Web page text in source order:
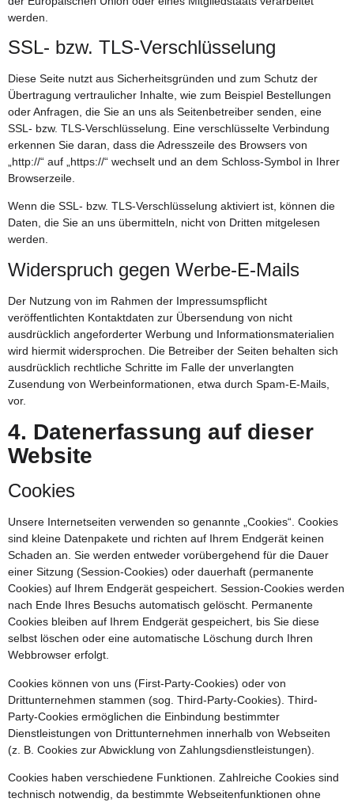
werden.
SSL- bzw. TLS-Verschlüsselung
Diese Seite nutzt aus Sicherheitsgründen und zum Schutz der
Übertragung vertraulicher Inhalte, wie zum Beispiel Bestellungen
oder Anfragen, die Sie an uns als Seitenbetreiber senden, eine
SSL- bzw. TLS-Verschlüsselung. Eine verschlüsselte Verbindung
erkennen Sie daran, dass die Adresszeile des Browsers von
„http://“ auf „https://“ wechselt und an dem Schloss-Symbol in Ihrer
Browserzeile.
Wenn die SSL- bzw. TLS-Verschlüsselung aktiviert ist, können die
Daten, die Sie an uns übermitteln, nicht von Dritten mitgelesen
werden.
Widerspruch gegen Werbe-E-Mails
Der Nutzung von im Rahmen der Impressumspflicht
veröffentlichten Kontaktdaten zur Übersendung von nicht
ausdrücklich angeforderter Werbung und Informationsmaterialien
wird hiermit widersprochen. Die Betreiber der Seiten behalten sich
ausdrücklich rechtliche Schritte im Falle der unverlangten
Zusendung von Werbeinformationen, etwa durch Spam-E-Mails,
vor.
4. Datenerfassung auf dieser
Website
Cookies
Unsere Internetseiten verwenden so genannte „Cookies“. Cookies
sind kleine Datenpakete und richten auf Ihrem Endgerät keinen
Schaden an. Sie werden entweder vorübergehend für die Dauer
einer Sitzung (Session-Cookies) oder dauerhaft (permanente
Cookies) auf Ihrem Endgerät gespeichert. Session-Cookies werden
nach Ende Ihres Besuchs automatisch gelöscht. Permanente
Cookies bleiben auf Ihrem Endgerät gespeichert, bis Sie diese
selbst löschen oder eine automatische Löschung durch Ihren
Webbrowser erfolgt.
Cookies können von uns (First-Party-Cookies) oder von
Drittunternehmen stammen (sog. Third-Party-Cookies). Third-
Party-Cookies ermöglichen die Einbindung bestimmter
Dienstleistungen von Drittunternehmen innerhalb von Webseiten
(z. B. Cookies zur Abwicklung von Zahlungsdienstleistungen).
Cookies haben verschiedene Funktionen. Zahlreiche Cookies sind
technisch notwendig, da bestimmte Webseitenfunktionen ohne